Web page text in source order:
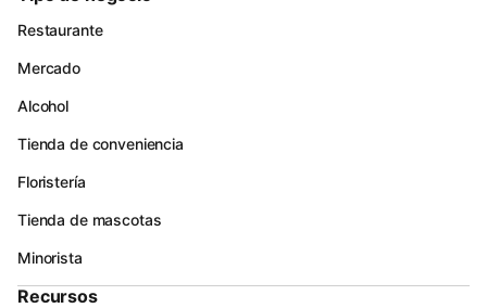
Restaurante
Mercado
Alcohol
Tienda de conveniencia
Floristería
Tienda de mascotas
Minorista
Recursos